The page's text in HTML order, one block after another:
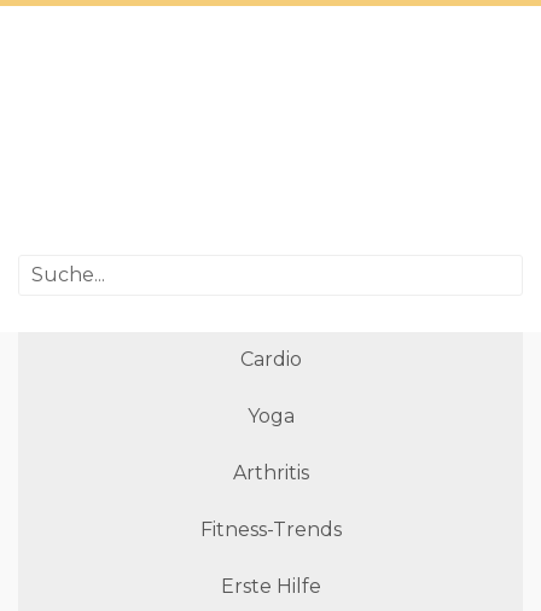
Cardio
Yoga
Arthritis
Fitness-Trends
Erste Hilfe